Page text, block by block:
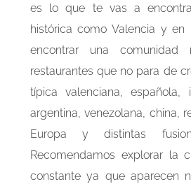
es lo que te vas a
histórica como Valencia y en
encontrar una
restaurantes que no para de
típica valenciana, española,
argentina, venezolana, china,
Europa y distintas
Recomendamos explorar la
constante ya que aparecen